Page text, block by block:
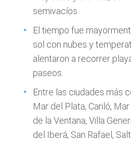
semivacíos.
El tiempo fue
sol con nubes y
alentaron a recorrer
paseos.
Entre las ciudades más
Mar del Plata, Cariló,
de la Ventana, Villa
del Iberá, San Rafael,